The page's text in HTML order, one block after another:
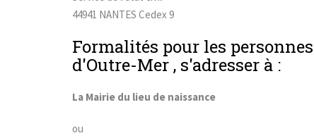
44941 NANTES Cedex 9
Formalités pour les
d'Outre-Mer , s'adresser à :
La Mairie du lieu de naissance
ou